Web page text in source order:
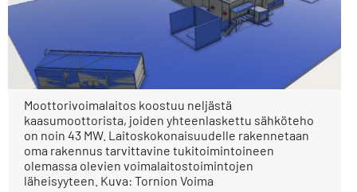
Moottorivoimalaitos koostuu neljästä
kaasumoottorista, joiden yhteenlaskettu sähköteho
on noin 43 MW. Laitoskokonaisuudelle rakennetaan
oma rakennus tarvittavine tukitoimintoineen
olemassa olevien voimalaitostoimintojen
läheisyyteen. Kuva: Tornion Voima